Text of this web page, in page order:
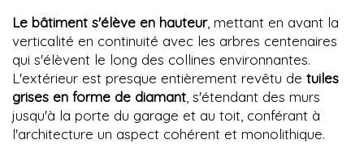
Le bâtiment s'élève en hauteur, mettant en avant la
verticalité en continuité avec les arbres centenaires
qui s'élèvent le long des collines environnantes.
L'extérieur est presque entièrement revêtu de tuiles
grises en forme de diamant , s'étendant des murs
jusqu'à la porte du garage et au toit, conférant à
l'architecture un aspect cohérent et monolithique.